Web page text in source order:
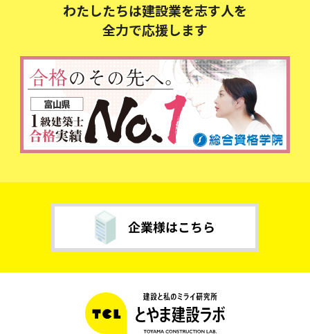
わたしたちは建設業を志す人を
全力で応援します